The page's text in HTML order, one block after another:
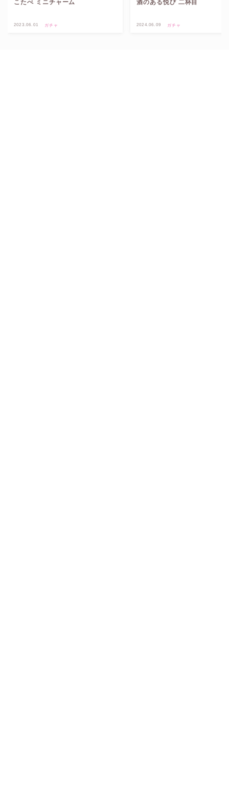
こたべ ミニチャーム
2023.06.01 ガチャ
酒のある悦び 二杯目
2024.06.09 ガチャ